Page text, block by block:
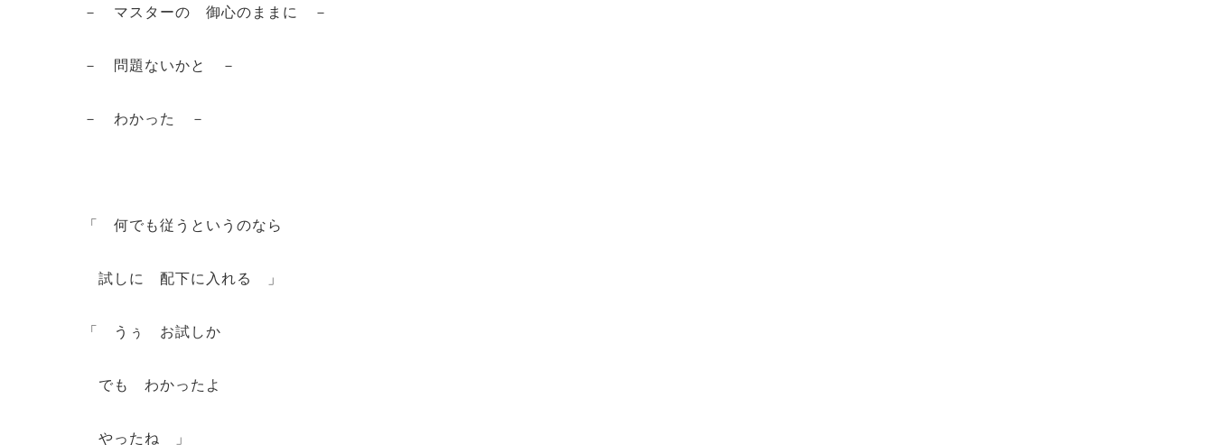
－ マスターの 御心のままに －
－ 問題ないかと －
－ わかった －
「 何でも従うというのなら
試しに 配下に入れる 」
「 うぅ お試しか
でも わかったよ
やったね 」